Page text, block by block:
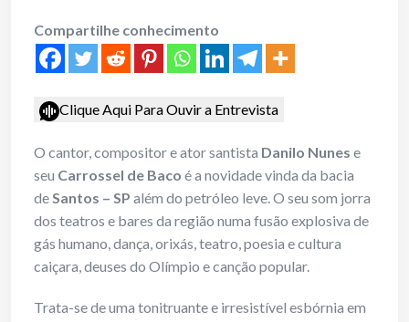
Compartilhe conhecimento
Clique Aqui Para Ouvir a Entrevista
O cantor, compositor e ator santista Danilo Nunes e
seu Carrossel de Baco é a novidade vinda da bacia
deSantos – SP além do petróleo leve. O seu som jorra
dos teatros e bares da região numa fusão explosiva de
gás humano, dança, orixás, teatro, poesia e cultura
caiçara, deuses do Olímpio e canção popular.
Trata-se de uma tonitruante e irresistível esbórnia em